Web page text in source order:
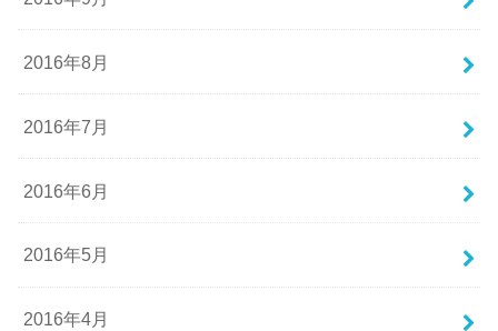
2016年8月
2016年7月
2016年6月
2016年5月
2016年4月